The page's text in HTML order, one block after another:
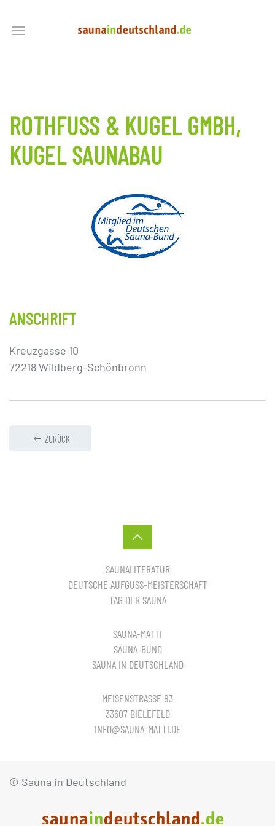
ROTHFUSS & KUGEL GMBH, K
UGEL SAUNABAU
ANSCHRIFT
Kreuzgasse 10
72218 Wildberg-Schönbronn
ZURÜCK
SAUNALITERATUR
DEUTSCHE AUFGUSS-MEISTERSCHAFT
TAG DER SAUNA
SAUNA-MATTI
SAUNA-BUND
SAUNA IN DEUTSCHLAND
MEISENSTRASSE 83
33607 BIELEFELD
INFO@SAUNA-MATTI.DE
© Sauna in Deutschland